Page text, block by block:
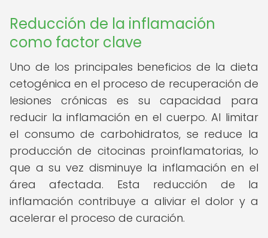
Reducción de la inflamación
como factor clave
Uno de los principales beneficios de la dieta
cetogénica en el proceso de recuperación de
lesiones crónicas es su capacidad para
reducir la inflamación en el cuerpo. Al limitar
el consumo de carbohidratos, se reduce la
producción de citocinas proinflamatorias, lo
que a su vez disminuye la inflamación en el
área afectada. Esta reducción de la
inflamación contribuye a aliviar el dolor y a
acelerar el proceso de curación.